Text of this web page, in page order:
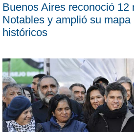
Buenos Aires reconoció 12
Notables y amplió su mapa
históricos